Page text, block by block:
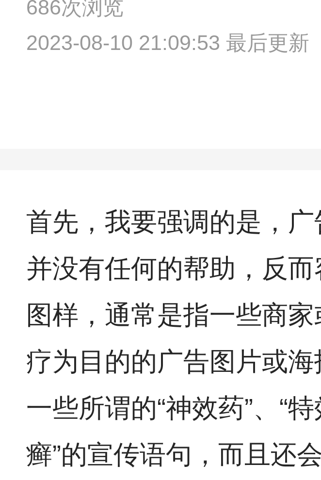
686次浏览
2023-08-10 21:09:53 最后更新
首先，我要强调的是，
并没有任何的帮助，反
图样，通常是指一些商
疗为目的的广告图片或
一些所谓的“神效药”、“
癣”的宣传语句，而且还